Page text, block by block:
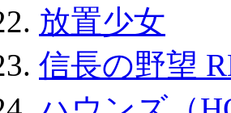
放置少女
信長の野望